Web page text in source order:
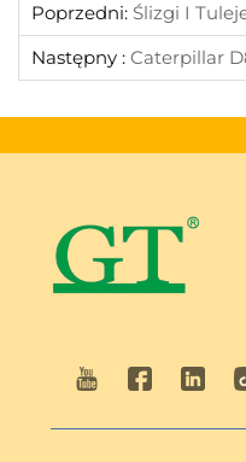
Poprzedni: Ślizgi I Tuleje Do
Następny : Caterpillar D8